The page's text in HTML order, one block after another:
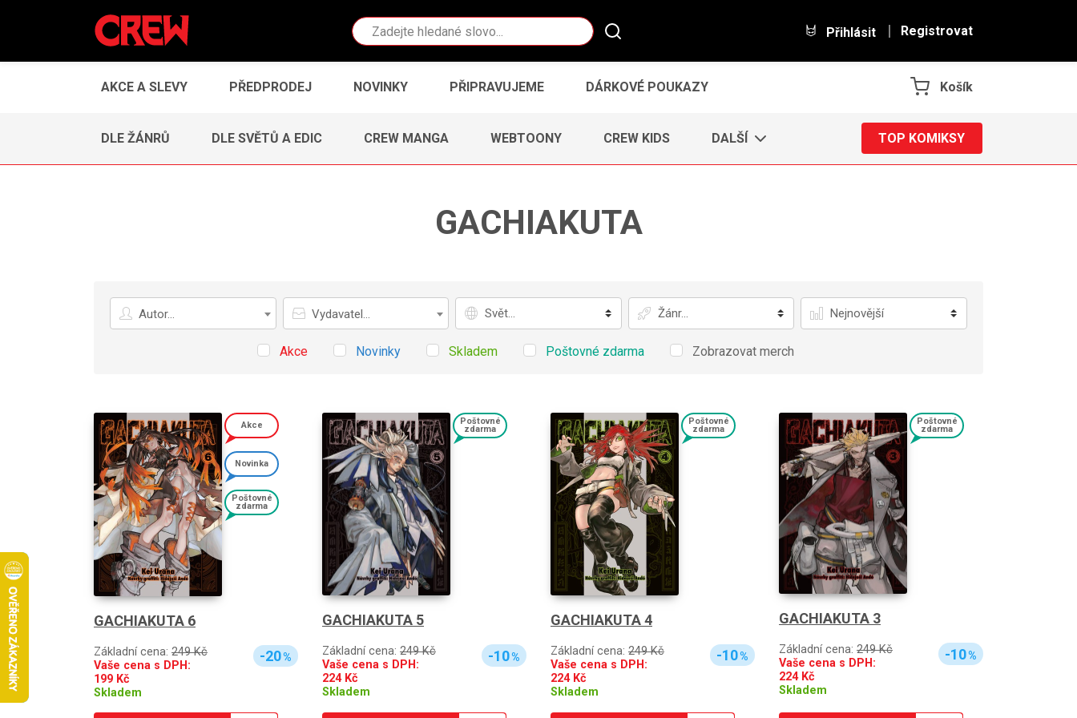
Vyhledávání Přihlásit Registrovat
AKCE A SLEVY PŘEDPRODEJ NOVINKY PŘIPRAVUJEME DÁRKOVÉ POUKAZY Košík
DLE ŽÁNRŮ DLE SVĚTŮ A EDIC CREW MANGA WEBTOONY CREW KIDS DALŠÍ TOP KOMIKSY
GACHIAKUTA
Autor
Autor...
Vydavatel
Vydavatel...
Svět Žánr Řadit
Akce Novinky Skladem Poštovné zdarma Zobrazovat merch
Akce
Novinka
Poštovné
zdarma
GACHIAKUTA 6
Základní cena: 249 Kč
Vaše cena s DPH:
199 Kč
Skladem
-20%
Poštovné
zdarma
GACHIAKUTA 5
Základní cena: 249 Kč
Vaše cena s DPH:
224Kč
Skladem
-10%
Poštovné
zdarma
GACHIAKUTA 4
Základní cena: 249 Kč
Vaše cena s DPH:
224Kč
Skladem
-10%
Poštovné
zdarma
GACHIAKUTA 3
Základní cena: 249 Kč
Vaše cena s DPH:
224Kč
Skladem
-10%